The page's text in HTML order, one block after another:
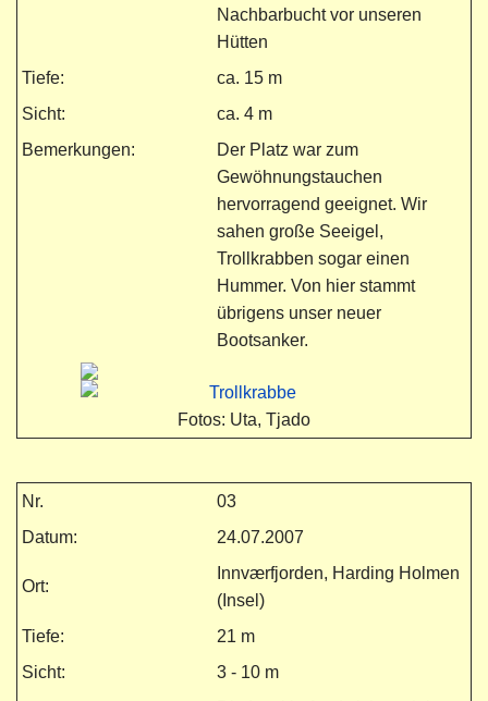
Nachbarbucht vor unseren
Hütten
Tiefe:
ca. 15 m
Sicht:
ca. 4 m
Bemerkungen:
Der Platz war zum
Gewöhnungstauchen
hervorragend geeignet. Wir
sahen große Seeigel,
Trollkrabben sogar einen
Hummer. Von hier stammt
übrigens unser neuer
Bootsanker.
Fotos: Uta, Tjado
Nr.
03
Datum:
24.07.2007
Ort:
Innværfjorden, Harding Holmen
(Insel)
Tiefe:
21 m
Sicht:
3 - 10 m